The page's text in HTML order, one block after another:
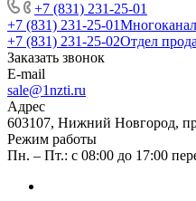
+7 (831) 231-25-01
+7 (831) 231-25-01
+7 (831) 231-25-02Отдел
Заказать звонок
E-mail
sale@1nzti.ru
Адрес
603107, Нижний Новгород,
Режим работы
Пн. – Пт.: с 08:00 до 17:00